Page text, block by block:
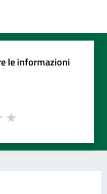
le informazioni